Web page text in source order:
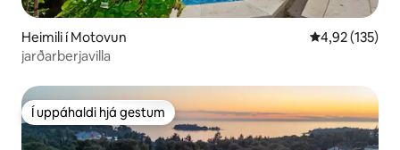
Heimili í Motovun 4,92 af 5 í
4,92 (135)
jarðarberjavilla
Í uppáhaldi hjá gestum
Í uppáhaldi hjá gestum